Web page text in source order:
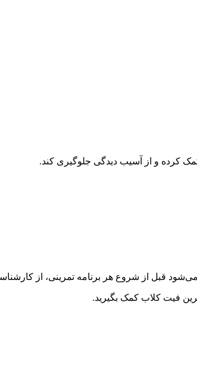
کرده و از آسیب‌ دیدگی جلوگیری کند.
قبل از شروع هر برنامه تمرینی، از
فیت کلاب کمک بگیرید.